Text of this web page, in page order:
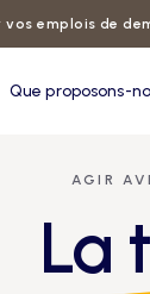
vos emplois de
Que proposons-
AGIR
La